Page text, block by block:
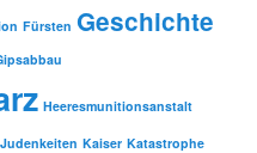
Fürsten Geschichte
Heeresmunitionsanstalt
Judenkeiten Kaiser Katastrophe